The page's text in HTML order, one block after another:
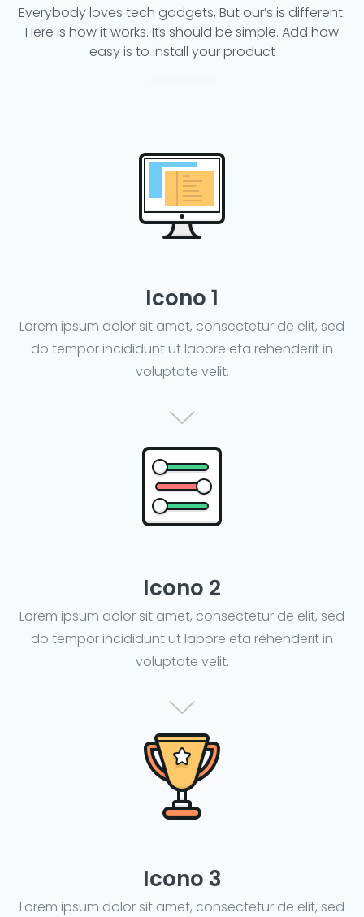
Everybody loves tech gadgets, But our’s is different.
Here is how it works. Its should be simple. Add how
easy is to install your product
Icono 1
Lorem ipsum dolor sit amet, consectetur de elit, sed
do tempor incididunt ut labore eta rehenderit in
voluptate velit.
Icono 2
Lorem ipsum dolor sit amet, consectetur de elit, sed
do tempor incididunt ut labore eta rehenderit in
voluptate velit.
Icono 3
Lorem ipsum dolor sit amet, consectetur de elit, sed